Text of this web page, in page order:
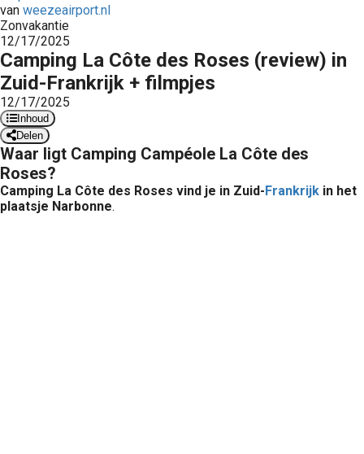
van weezeairport.nl
Zonvakantie
12/17/2025
Camping La Côte des Roses (review) in
Zuid-Frankrijk + filmpjes
12/17/2025
Inhoud
Delen
Waar ligt Camping Campéole La Côte des
Roses?
Camping La Côte des Roses vind je in Zuid-Frankrijk in het
plaatsje Narbonne.